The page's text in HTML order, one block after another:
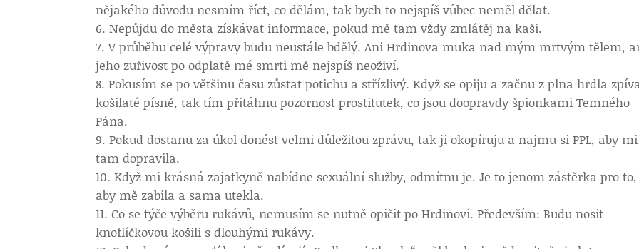
nějakého důvodu nesmím říct, co dělám, tak bych to nejspíš vůbec neměl dělat.
Nepůjdu do města získávat informace, pokud mě tam vždy zmlátěj na kaši.
V průběhu celé výpravy budu neustále bdělý. Ani Hrdinova muka nad mým mrtvým tělem,
jeho zuřivost po odplatě mé smrti mě nejspíš neoživí.
Pokusím se po většinu času zůstat potichu a střízlivý. Když se opiju a začnu z plna hrdla
košilaté písně, tak tím přitáhnu pozornost prostitutek, co jsou doopravdy špionkami Temného
Pána.
Pokud dostanu za úkol donést velmi důležitou zprávu, tak ji okopíruju a najmu si PPL, aby
tam dopravila.
Když mi krásná zajatkyně nabídne sexuální služby, odmítnu je. Je to jenom zástěrka pro to,
aby mě zabila a sama utekla.
Co se týče výběru rukávů, nemusím se nutně opičit po Hrdinovi. Především: Budu nosit
knoflíčkovou košili s dlouhými rukávy.